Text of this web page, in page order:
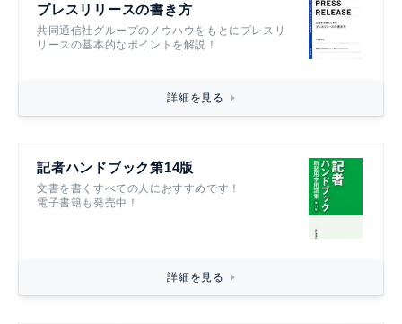
プレスリリースの書き方
共同通信社グループのノウハウをもとにプレスリ
リースの基本的なポイントを解説！
詳細を見る
記者ハンドブック第14版
文書を書くすべての人におすすめです！
電子書籍も発売中！
詳細を見る